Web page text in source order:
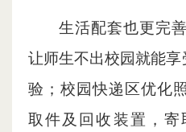
生活配套也更完
让师生不出校园就能享
验；校园快递区优化
取件及回收装置，